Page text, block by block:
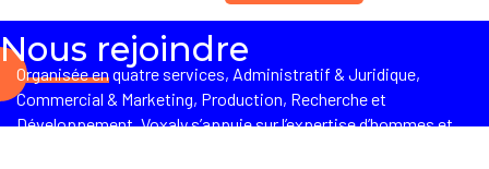
Nous rejoindre
Organisée en quatre services, Administratif & Juridique,
Commercial & Marketing, Production, Recherche et
Développement, Voxaly s’appuie sur l’expertise d’hommes et